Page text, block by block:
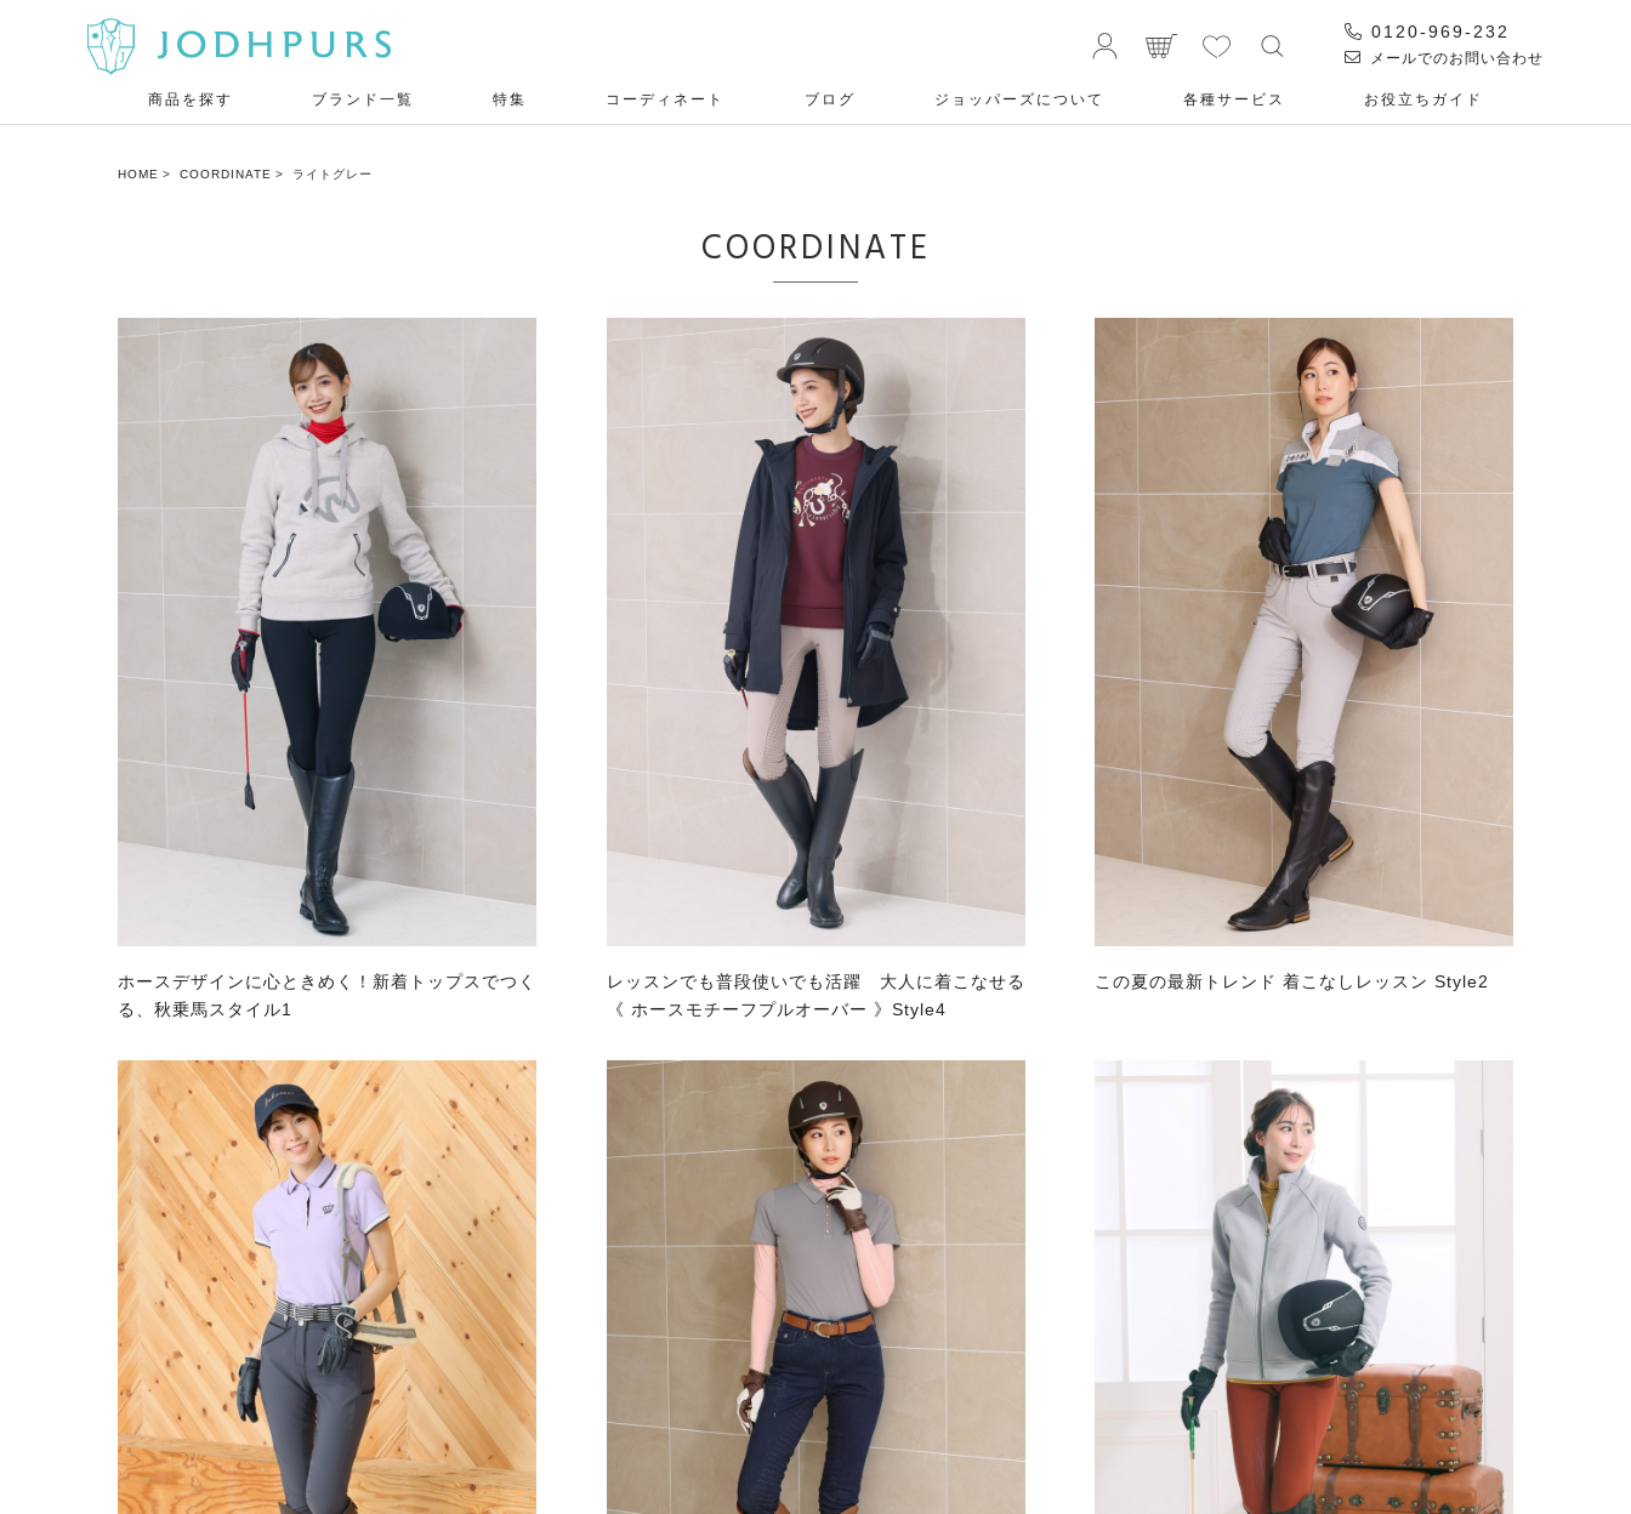
0120-969-232
メールでのお問い合わせ
商品を探す ブランド一覧 特集 コーディネート ブログ ジョッパーズについて 各種サービス お役⽴ちガイド
HOME COORDINATE ライトグレー
COORDINATE
ホースデザインに心ときめく！新着トップスでつく
る、秋乗馬スタイル1
レッスンでも普段使いでも活躍 大人に着こなせる
《 ホースモチーフプルオーバー 》Style4
この夏の最新トレンド 着こなしレッスン Style2